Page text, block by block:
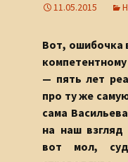
11.05.2015
Вот, ошибочка
— пять лет
про ту же
сама
на наш
вот мол,